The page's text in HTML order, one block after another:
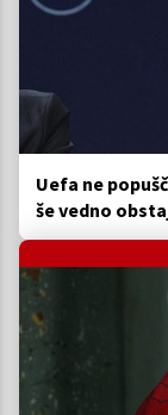
Uefa ne
še vedno